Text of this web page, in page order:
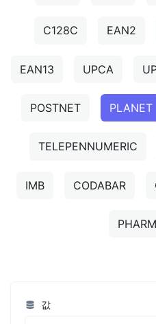
C128C EAN2
EAN13 UPCA
POSTNET PLANET
TELEPENNUMERIC
IMB CODABAR
값